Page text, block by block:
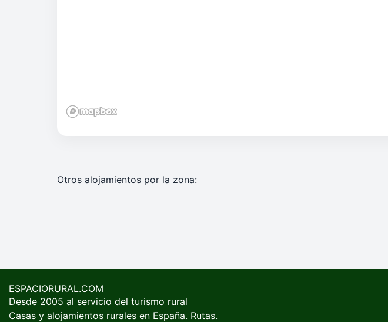
Otros alojamientos por la zona:
ESPACIORURAL.COM
Desde 2005 al servicio del turismo rural
Casas y alojamientos rurales en España. Rutas.